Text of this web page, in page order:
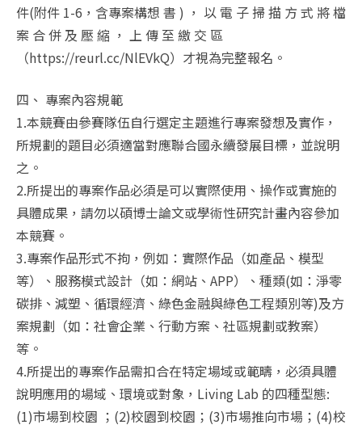
件(附件 1-6，含專案構想 書 ) ， 以 電 子 掃 描 方 式 將 檔
案 合 併 及 壓 縮 ， 上 傳 至 繳 交 區
（https://reurl.cc/NlEVkQ）才視為完整報名。
四、 專案內容規範
1.本競賽由參賽隊伍自行選定主題進行專案發想及實作，
所規劃的題目必須適當對應聯合國永續發展目標，並說明
之。
2.所提出的專案作品必須是可以實際使用、操作或實施的
具體成果，請勿以碩博士論文或學術性研究計畫內容參加
本競賽。
3.專案作品形式不拘，例如：實際作品（如產品、模型
等）、服務模式設計（如：網站、APP）、種類(如：淨零
碳排、減塑、循環經濟、綠色金融與綠色工程類別等)及方
案規劃（如：社會企業、行動方案、社區規劃或教案）
等。
4.所提出的專案作品需扣合在特定場域或範疇，必須具體
說明應用的場域、環境或對象，Living Lab 的四種型態:
(1)市場到校園 ；(2)校園到校園；(3)市場推向市場；(4)校